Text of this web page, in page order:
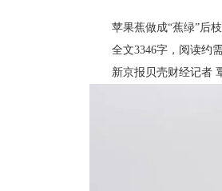
苹果蕉做成“蕉绿”后枝
全文3346字，阅读约
新京报贝壳财经记者